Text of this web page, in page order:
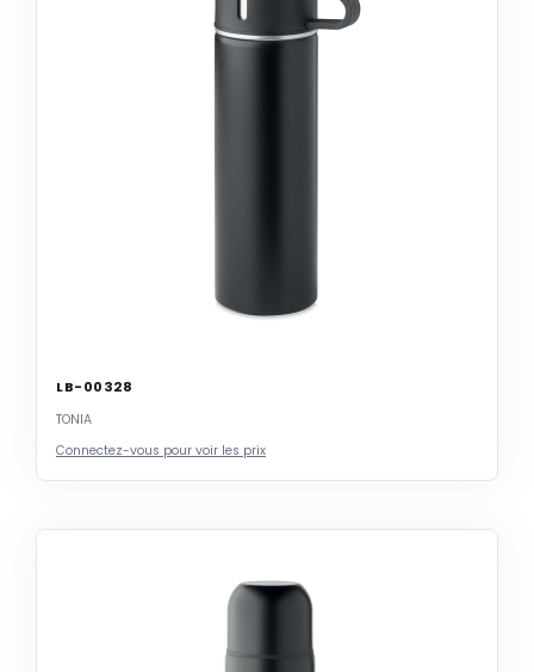
LB-00328
TONIA
Connectez-vous pour voir les prix